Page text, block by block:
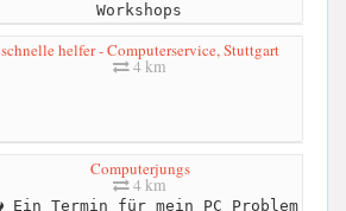
Workshops
schnelle helfer - Computerservice, Stuttgart
4 km
Computerjungs
4 km
Ein Termin für mein PC Problem